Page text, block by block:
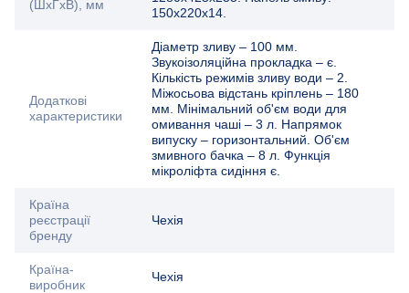
(ШхГхВ), мм
150х220х14.
Додаткові
характеристики
Діаметр зливу – 100 мм.
Звукоізоляційна прокладка – є.
Кількість режимів зливу води – 2.
Міжосьова відстань кріплень – 180
мм. Мінімальний об'єм води для
омивання чаші – 3 л. Напрямок
випуску – горизонтальний. Об'єм
змивного бачка – 8 л. Функція
мікроліфта сидіння є.
Країна
реєстрації
бренду
Чехія
Країна-
виробник
Чехія